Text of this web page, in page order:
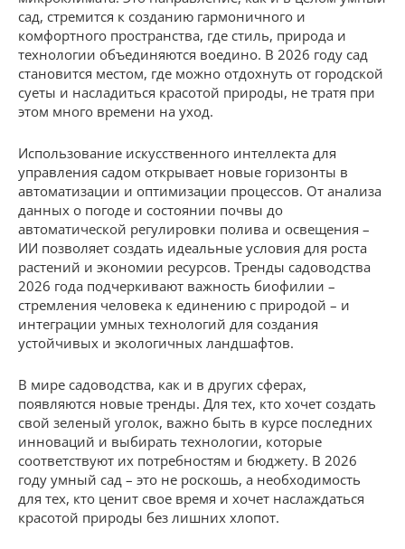
сад, стремится к созданию гармоничного и
комфортного пространства, где стиль, природа и
технологии объединяются воедино. В 2026 году сад
становится местом, где можно отдохнуть от городской
суеты и насладиться красотой природы, не тратя при
этом много времени на уход.
Использование искусственного интеллекта для
управления садом открывает новые горизонты в
автоматизации и оптимизации процессов. От анализа
данных о погоде и состоянии почвы до
автоматической регулировки полива и освещения –
ИИ позволяет создать идеальные условия для роста
растений и экономии ресурсов. Тренды садоводства
2026 года подчеркивают важность биофилии –
стремления человека к единению с природой – и
интеграции умных технологий для создания
устойчивых и экологичных ландшафтов.
В мире садоводства, как и в других сферах,
появляются новые тренды. Для тех, кто хочет создать
свой зеленый уголок, важно быть в курсе последних
инноваций и выбирать технологии, которые
соответствуют их потребностям и бюджету. В 2026
году умный сад – это не роскошь, а необходимость
для тех, кто ценит свое время и хочет наслаждаться
красотой природы без лишних хлопот.